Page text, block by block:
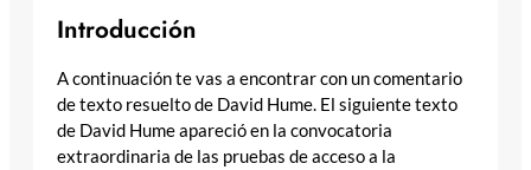
Introducción
A continuación te vas a encontrar con un comentario
de texto resuelto de David Hume. El siguiente texto
de David Hume apareció en la convocatoria
extraordinaria de las pruebas de acceso a la